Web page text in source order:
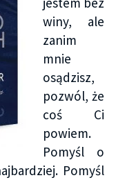
winy, ale
zanim
mnie
osądzisz,
pozwól, że
coś Ci
powiem.
Pomyśl o
Pomyśl